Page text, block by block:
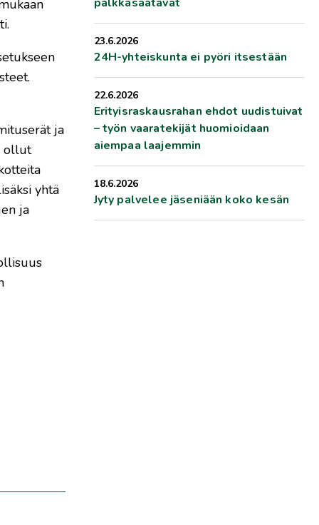
ja
ollut
yhtä
ja
23.6.2026
24H-yhteiskunta ei pyöri itsestään
22.6.2026
Erityisraskausrahan ehdot uudistuivat
– työn vaaratekijät huomioidaan
aiempaa laajemmin
18.6.2026
Jyty palvelee jäseniään koko kesän